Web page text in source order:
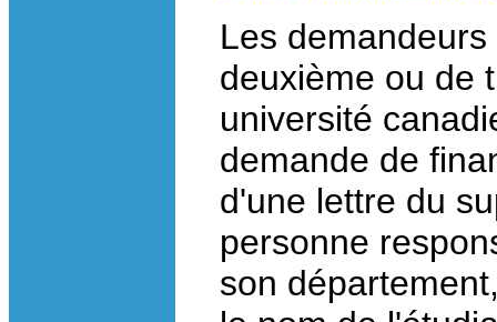
Les
deuxième ou de
université
demande de
d'une lettre du
personne
son